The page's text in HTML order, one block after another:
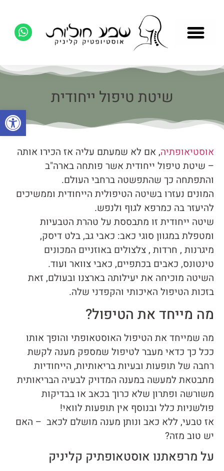
פתח
שיטת טיפול ייחודית
אוסטיאופתיה, אם לא שמעתם עליה אז הכירו אותה
– שיטת טיפול ייחודית אשר פותחה בארה"ב
והתפתחה כך שהתפשטה ברחבי העולם.
המונים נעזרו בשיטה הטיפולית הייחודית וממשיכים
להיעזר בה כמרפא לגוף ולנפש.
שיטה ייחודית זו מתבססת על טהרת הטבעיות
ומטפלת במגוון סוגי כאב: כאבי גב, בלט דיסק,
מיגרנות , חרדות , צלצולים באוזניים המכונים
טינטונס, כאבים בכתפיים, כאבי צוואר ועוד.
השיטה מוכיחה את יעילותה בארצנו ובעולם, זאת
בזכות הטיפול האיכותי והקפדני שלה.
מה מייחד את הטיפול?
מה שמייחד את הטיפול האוסטאופתי והופך אותו
ככל כך כדאי מעבר לטיפול שמספק מענה לקשת
רחבה של תופעות ובעיות בריאותיות, הייחודיות
מתבטאת למעשה במענה המדויק לבעיה הבריאותית
משורשה ופתרון שלא כרוך בכאב או בבדיקות
פולשניות כלל ובנוסף אין תופעות לוואי!
אז טבעי, ללא כאב ונותן מענה מושלם לכאב – האם
יש טוב מזה?
על מרפאתנו אוסטאופתיק קליניק